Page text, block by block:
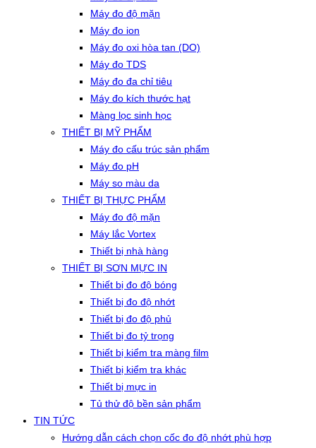
Máy đo độ mặn
Máy đo ion
Máy đo oxi hòa tan (DO)
Máy đo TDS
Máy đo đa chỉ tiêu
Máy đo kích thước hạt
Màng lọc sinh học
THIẾT BỊ MỸ PHẨM
Máy đo cấu trúc sản phẩm
Máy đo pH
Máy so màu da
THIẾT BỊ THỰC PHẨM
Máy đo độ mặn
Máy lắc Vortex
Thiết bị nhà hàng
THIẾT BỊ SƠN MỰC IN
Thiết bị đo độ bóng
Thiết bị đo độ nhớt
Thiết bị đo độ phủ
Thiết bị đo tỷ trọng
Thiết bị kiểm tra màng film
Thiết bị kiểm tra khác
Thiết bị mực in
Tủ thử độ bền sản phẩm
TIN TỨC
Hướng dẫn cách chọn cốc đo độ nhớt phù hợp